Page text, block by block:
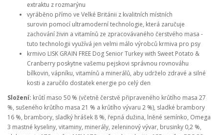
extraktu z rozmarýnu
vyráběno přímo ve Velké Británii z kvalitních místních
surovin pomocí ultramoderní technologie, která zaručuje
zachování živin a vitamínů ze zpracovávaného čerstvého masa -
tuto technologii využívá jen velmi málo výrobců krmiva pro psy
krmivo LISK GRAIN FREE Dog Senior Turkey with Sweet Potato &
Cranberry poskytne vašemu pejskovi správnou rovnováhu
bílkovin, vápníku, vitamínů a minerálů, aby udrželo zdravé a silné
kosti a zaručilo dostatek energie po celý den
Složení: krůtí maso 50 % (včetně čerstvě připraveného krůtího masa 27
%, sušeného krůtího masa 21 % a krůtího vývaru 2 %), sladké brambory
16 %, brambory, sladký hrášek 8 %, řepná dužina, lněné semínko, Omega
3 mastné kyseliny, vitaminy, minerály, zeleninový vývar, brusinky 0,2 %,